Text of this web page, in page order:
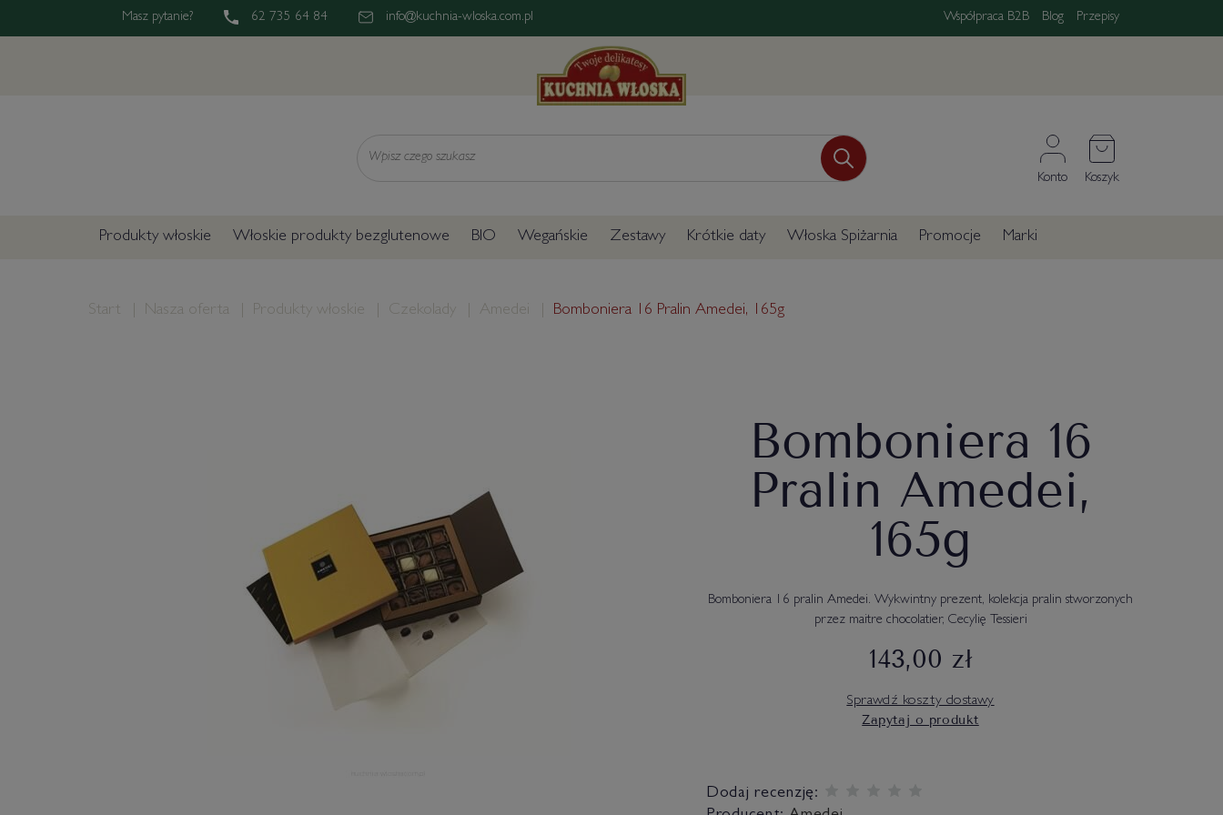
Masz pytanie? 62 735 64 84 info@kuchnia-wloska.com.pl Współpraca B2B Blog Przepisy
Konto Koszyk
Produkty włoskie Włoskie produkty bezglutenowe BIO Wegańskie Zestawy Krótkie daty Włoska Spiżarnia Promocje Marki
Start Nasza oferta Produkty włoskie Czekolady Amedei Bomboniera 16 Pralin Amedei, 165g
Bomboniera 16
Pralin Amedei,
165g
Bomboniera 16 pralin Amedei. Wykwintny prezent, kolekcja pralin stworzonych
przez maitre chocolatier, Cecylię Tessieri
143,00 zł
Sprawdź koszty dostawy
Zapytaj o produkt
Dodaj recenzję: